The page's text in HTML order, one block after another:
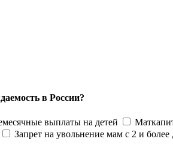
в России?
выплаты на детей
Запрет на увольнение мам с 2 и более